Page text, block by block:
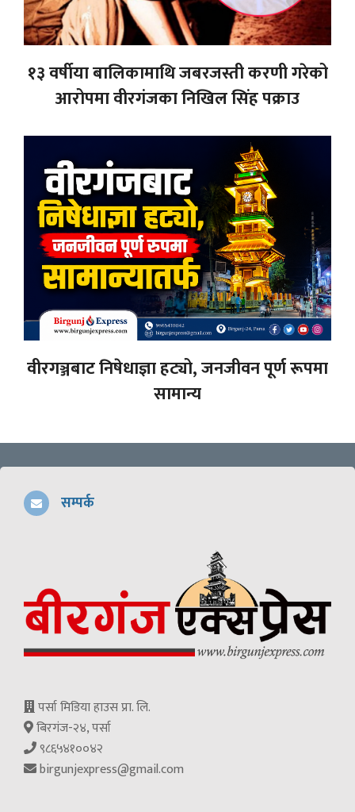
१३ वर्षीया बालिकामाथि जबरजस्ती करणी गरेको
आरोपमा वीरगंजका निखिल सिंह पक्राउ
वीरगञ्जबाट निषेधाज्ञा हट्यो, जनजीवन पूर्ण रूपमा
सामान्य
सम्पर्क
पर्सा मिडिया हाउस प्रा. लि.
बिरगंज-२४, पर्सा
९८६५४१००४२
birgunjexpress@gmail.com